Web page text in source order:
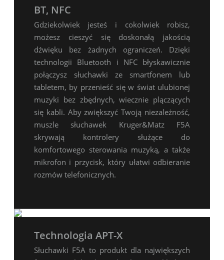
BT, NFC
Gdziekolwiek jesteś i cokolwiek robisz,
możesz cieszyć się doskonałą jakością
dźwięku bez żadnych ograniczeń. Dzięki
technologii Bluetooth i NFC błyskawicznie
połączysz słuchawki ze smartfonem lub
tabletem, by przenieść się w świat ulubionej
muzyki bez zbędnych, wiecznie plączących
się kabli. Aby zwiększyć Twoją niezależność,
muszle słuchawek Kruger&Matz F5A
skrywają kontrolery służące do
komfortowego sterowania muzyką, a także
mikrofon i przycisk, który ułatwi odbieranie
rozmów telefonicznych.
Technologia APT-X
Słuchawki F5A to produkt dla największych